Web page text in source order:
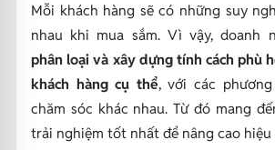
Mỗi khách hàng sẽ có những suy
nhau khi mua sắm. Vì vậy, doanh
phân loại và xây dựng tính cách phù
khách hàng cụ thể, với các
chăm sóc khác nhau. Từ đó mang
trải nghiệm tốt nhất để nâng cao hiệu